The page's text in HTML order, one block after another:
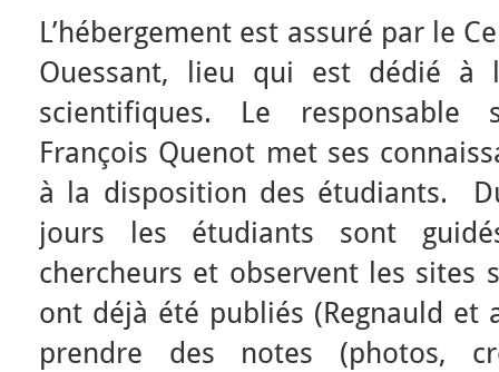
L’hébergement est assuré par le
Ouessant, lieu qui est dédié à
scientifiques. Le responsable
François Quenot met ses
à la disposition des étudiants.
jours les étudiants sont
chercheurs et observent les sites
ont déjà été publiés (Regnauld et
prendre des notes (photos,